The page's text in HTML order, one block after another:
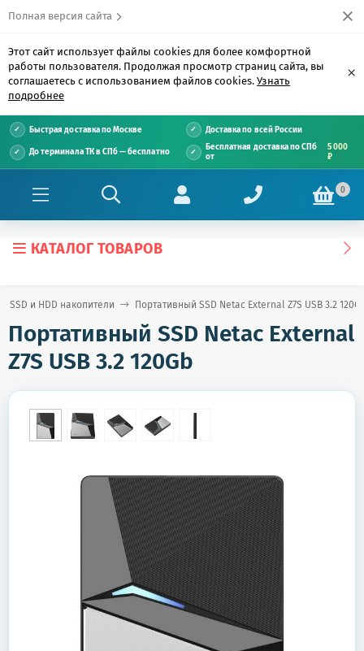
Полная версия сайта
Этот сайт использует файлы cookies для более комфортной
работы пользователя. Продолжая просмотр страниц сайта, вы
соглашаетесь с использованием файлов cookies. Узнать
подробнее
×
Быстрая доставка по Москве Доставка по всей России
До терминала ТК в СПб — бесплатно
Бесплатная доставка по СПб
от
5 000
₽
0
КАТАЛОГ ТОВАРОВ
SSD и HDD накопители Портативный SSD Netac External Z7S USB 3.2
Портативный SSD Netac External
Z7S USB 3.2 120Gb